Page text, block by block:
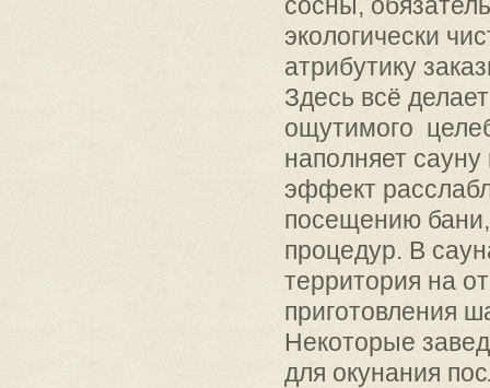
экологически
атрибутику
Здесь всё
ощутимого
наполняет
эффект
посещению
процедур. В
территория на
приготовления
Некоторые
для окунания